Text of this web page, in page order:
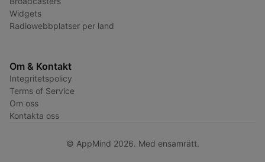
Widgets
Radiowebbplatser per land
Om & Kontakt
Integritetspolicy
Terms of Service
Om oss
Kontakta oss
© AppMind 2026. Med ensamrätt.